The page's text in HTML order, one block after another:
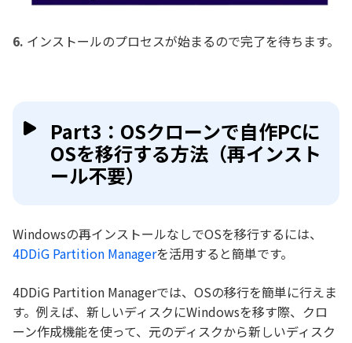
インストールのプロセスが始まるので完了を待ちます。
Part3：OSクローンで自作PCに
OSを移行する方法（再インスト
ール不要）
Windowsの再インストールなしでOSを移行するには、
4DDiG Partition Managerを活用すると簡単です。
4DDiG Partition Managerでは、OSの移行を簡単に行えま
す。例えば、新しいディスクにWindowsを移す際、クロ
ーン作成機能を使って、元のディスクから新しいディスク